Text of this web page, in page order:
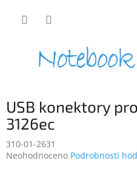
USB konektory
3126ec
310-01-2631
Průměrné
Neohodnoceno Podrobnosti